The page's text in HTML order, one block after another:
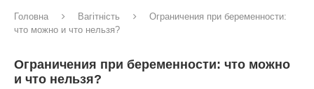
Головна Вагітність
Ограничения при беременности:
что можно и что нельзя?
Ограничения при беременности: что можно
и что нельзя?